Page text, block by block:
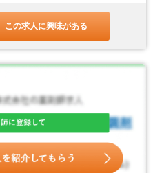
この求人に興味がある